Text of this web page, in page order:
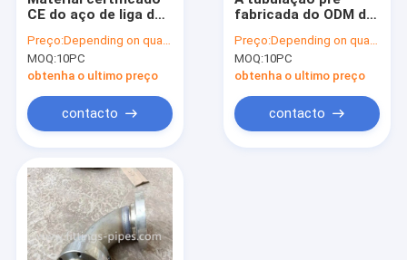
Produtos
Sobre nós
CE do aço de liga da
carretel da tubulação
do API
Preço:Depending on quantity
MOQ:10PC
obtenha o ultimo preço
contacto
fabricada do ODM do
material do aço de
liga do Dn 800mm
Preço:Depending on quantity
MOQ:10PC
obtenha o ultimo preço
contacto